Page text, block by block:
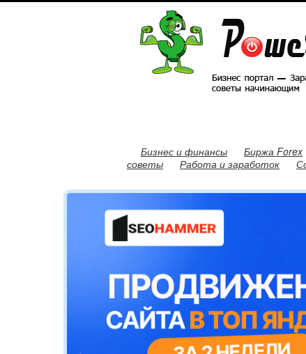
Бизнес и финансы Биржа Forex
советы
Работа и заработок